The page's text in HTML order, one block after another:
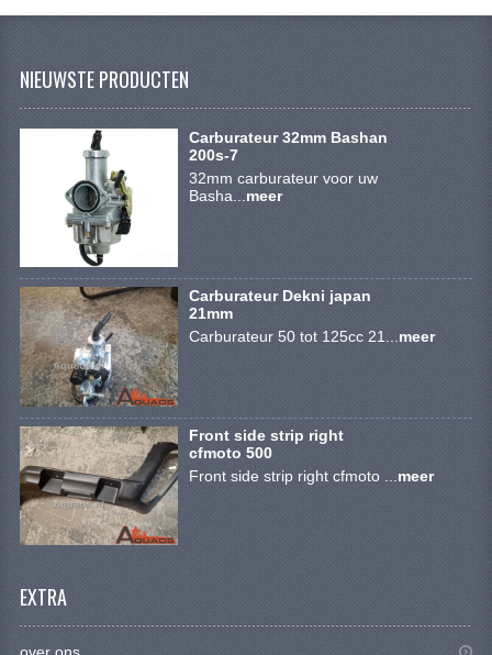
SHINERAY ONDERDELEN
SHINERAY 200STIIE-B
SHINERAY 250 STXE
ACCESSOIRES
ELECTRONICA
KABELS
MOTOR ONDERDELEN
REM SYSTEEM
NIEUWSTE PRODUCTEN
Carburateur 32mm Bashan
200s-7
32mm carburateur voor uw
Basha... meer
Carburateur Dekni japan
21mm
Carburateur 50 tot 125cc 21...meer
Front side strip right
cfmoto 500
Front side strip right cfmoto ... meer
EXTRA